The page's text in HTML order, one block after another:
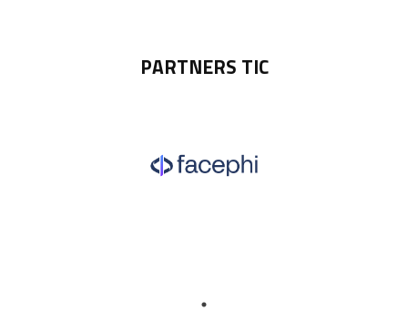
PARTNERS TIC